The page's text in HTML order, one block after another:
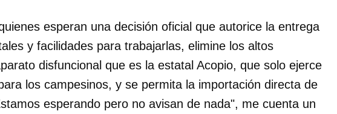
esperan una decisión oficial que autorice la entrega
y facilidades para trabajarlas, elimine los altos
disfuncional que es la estatal Acopio, que solo ejerce
los campesinos, y se permita la importación directa de
esperando pero no avisan de nada", me cuenta un